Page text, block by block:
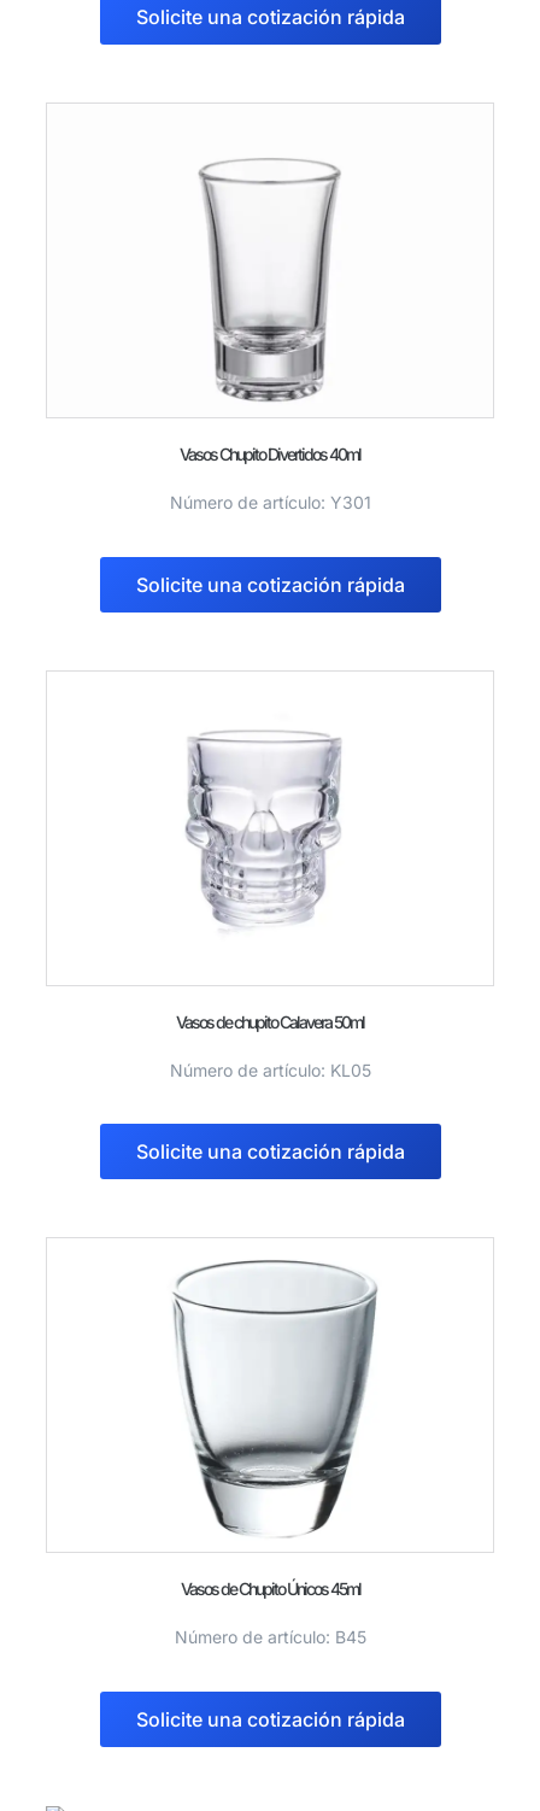
Solicite una cotización rápida
Vasos Chupito Divertidos 40ml
Número de artículo: Y301
Solicite una cotización rápida
Vasos de chupito Calavera 50ml
Número de artículo: KL05
Solicite una cotización rápida
Vasos de Chupito Únicos 45ml
Número de artículo: B45
Solicite una cotización rápida